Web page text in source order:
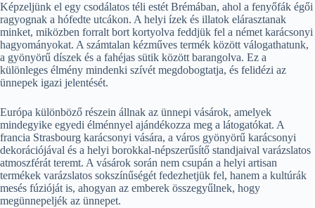
Képzeljünk el egy csodálatos téli estét Brémában, ahol a fenyőfák égői
ragyognak a hófedte utcákon. A helyi ízek és illatok elárasztanak
minket, miközben forralt bort kortyolva feddjük fel a német karácsonyi
hagyományokat. A számtalan kézműves termék között válogathatunk,
a gyönyörű díszek és a fahéjas sütik között barangolva. Ez a
különleges élmény mindenki szívét megdobogtatja, és felidézi az
ünnepek igazi jelentését.
Európa különböző részein állnak az ünnepi vásárok, amelyek
mindegyike egyedi élménnyel ajándékozza meg a látogatókat. A
francia Strasbourg karácsonyi vására, a város gyönyörű karácsonyi
dekorációjával és a helyi borokkal-népszerűsítő standjaival varázslatos
atmoszférát teremt. A vásárok során nem csupán a helyi artisan
termékek varázslatos sokszínűségét fedezhetjük fel, hanem a kultúrák
mesés fúzióját is, ahogyan az emberek összegyűlnek, hogy
megünnepeljék az ünnepet.